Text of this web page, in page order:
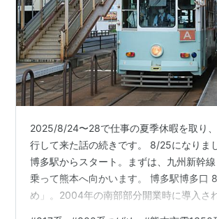
2025/8/24〜28で仕事の夏季休暇を取り
行して来た話の続きです。 8/25になりま
博多駅からスタート。まずは、九州新幹
乗って熊本へ向かいます。 博多駅博多口
め」。2004年の南部部分開業時に導入さ